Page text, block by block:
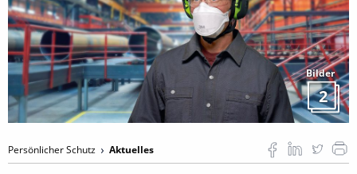
Bilder
2
Persönlicher Schutz Aktuelles